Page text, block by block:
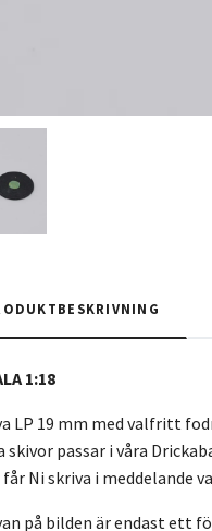
1:18
LP 19 mm med valfritt
skivor passar i våra
får Ni skriva i meddelande
på bilden är endast ett